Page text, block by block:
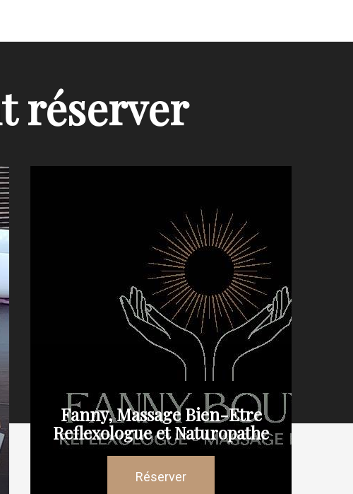
réserver
Fanny, Massage Bien-Etre
Reflexologue et Naturopathe
Réserver